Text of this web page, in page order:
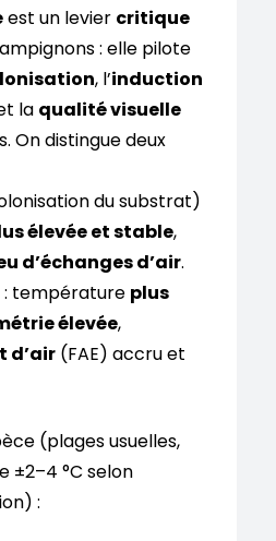
est un levier critique
: elle pilote
, l’induction
la qualité visuelle
On distingue deux
du substrat)
élevée et stable,
d’échanges d’air.
: température plus
élevée,
d’air (FAE) accru et
(plages usuelles,
±2–4 °C selon
: